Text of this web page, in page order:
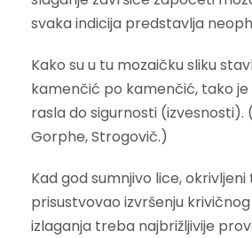
svaka indicija predstavlja
Kako su u tu mozaičku sliku
kamenčić po kamenčić, tako
rasla do sigurnosti (izvesnosti).
Gorphe, Strogovič.)
Kad god sumnjivo lice, okrivljeni
prisustvovao izvršenju
izlaganja treba najbrižljivije